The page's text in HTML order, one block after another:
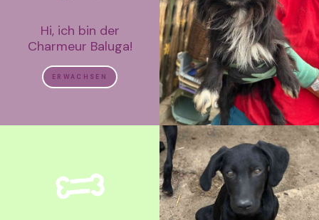
Hi, ich bin der
Charmeur Baluga!
ERWACHSEN